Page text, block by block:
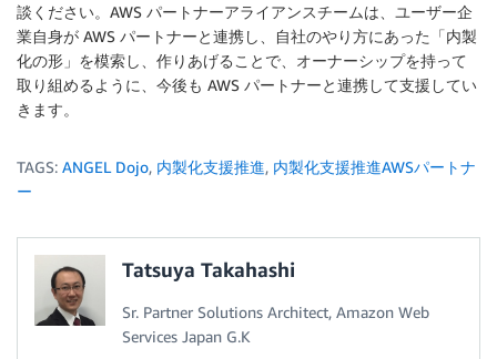
談ください。AWS パートナーアライアンスチームは、ユーザー企
業自身が AWS パートナーと連携し、自社のやり方にあった「内製
化の形」を模索し、作りあげることで、オーナーシップを持って
取り組めるように、今後も AWS パートナーと連携して支援してい
きます。
TAGS: ANGEL Dojo, 内製化支援推進, 内製化支援推進AWSパートナ
ー
Tatsuya Takahashi
Sr. Partner Solutions Architect, Amazon Web
Services Japan G.K